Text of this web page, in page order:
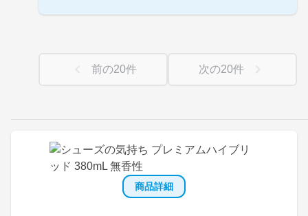
商品詳細
前の20件 次の20件